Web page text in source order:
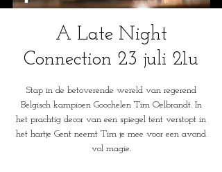
A Late Night
Connection 23 juli 21u
Stap in de betoverende wereld van regerend
Belgisch kampioen Goochelen Tim Oelbrandt. In
het prachtig decor van een spiegel tent verstopt in
het hartje Gent neemt Tim je mee voor een avond
vol magie.